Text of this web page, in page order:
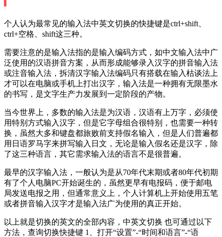
个人认为最常见的输入法中英文切换的快捷键是ctrl+shift、
ctrl+空格、shift这三种。
需要注意的是输入法指的是输入编码方式，如中文输入法中广
泛使用的汉语拼音方案，从而形成能够录入汉字的拼音输入法
或注音输入法，拆清汉字输入法编码只有搭载在输入枯谈法上
才可以在电脑或手机上打出汉字，输入法是一种拥有无限墨水
的书写，是文字生产力发展到一定阶段的产物。
当今世界上，多数的输入法是为汉语，汉语有上万字，必须使
用特别方式输入汉字，但是它字母组合很特别，也需要一种转
换，虽然大多和键盘都旅败前支持假名输入，但是人们普遍都
用日语罗马字来拼写输入日文，无论是输入假名还是汉字，除
了这三种语言，其它需求输入法的语言不是很普遍。
最早的汉字输入法，一般认为是从70年代末期或者80年代初期
有了个人电脑PC开始诞生的，虽然更早有电报码，便于邮电
局发送电报之用，但通常意义上，个人计算机上开始使用五笔
或者拼音输入汉字才是输入法广为使用的真正开始。
以上就是切换的英文的全部内容，中英文切换 也可通过以下
方法，查询切换快捷键 1、打开“设置”-“时间和语言”-“语